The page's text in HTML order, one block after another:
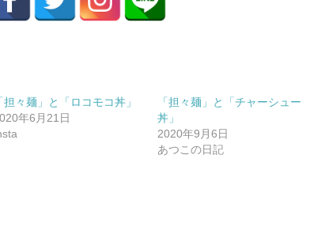
担々麺」と「ロコモコ丼」
年6月21日
「担々麺」と「チャーシュー
丼」
2020年9月6日
あつこの日記